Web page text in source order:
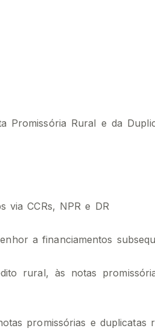
Promissória Rural e da
via CCRs, NPR e DR
a financiamentos
rural, às notas
promissórias e duplicatas